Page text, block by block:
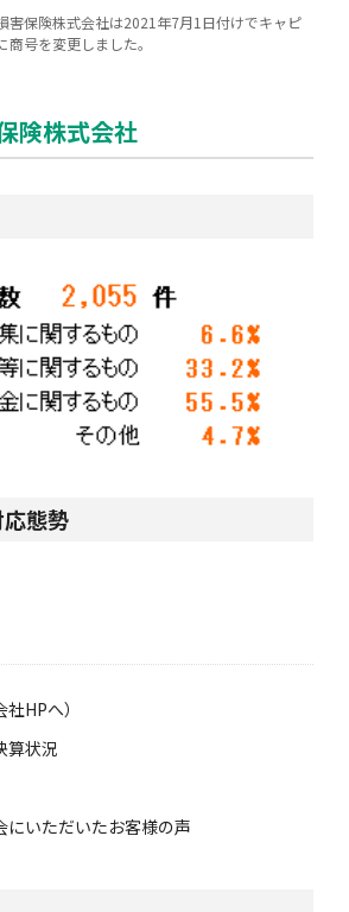
害保険株式会社は2021年7月1日付けでキャピ
号を変更しました。
険株式会社
態勢
HPへ）
算状況
にいただいたお客様の声